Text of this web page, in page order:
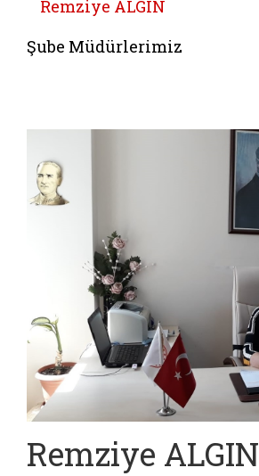
Remziye ALGIN
Şube Müdürlerimiz
Remziye ALGIN